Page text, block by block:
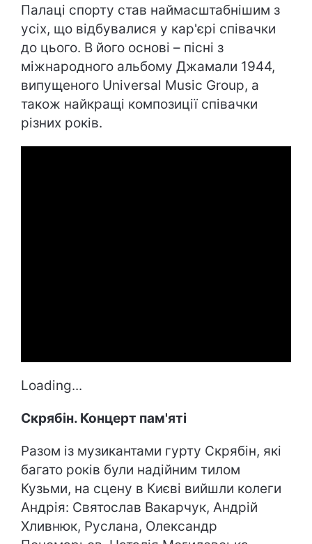
Палаці спорту став наймасштабнішим з
усіх, що відбувалися у кар'єрі співачки
до цього. В його основі – пісні з
міжнародного альбому Джамали 1944,
випущеного Universal Music Group, а
також найкращі композиції співачки
різних років.
Loading...
Скрябін. Концерт пам'яті
Разом із музикантами гурту Скрябін, які
багато років були надійним тилом
Кузьми, на сцену в Києві вийшли колеги
Андрія: Святослав Вакарчук, Андрій
Хливнюк, Руслана, Олександр